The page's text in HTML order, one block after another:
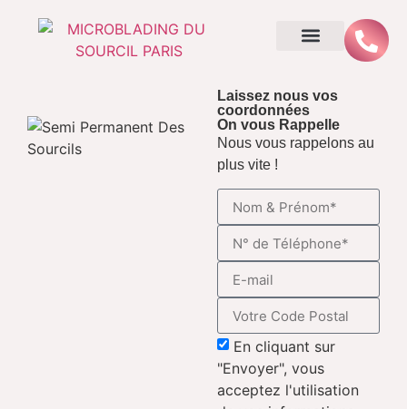
Laissez nous vos
coordonnées
On vous Rappelle
Nous vous rappelons au
plus vite !
En cliquant sur
"Envoyer", vous
acceptez l'utilisation